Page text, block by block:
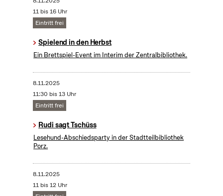
11 bis 16 Uhr
Eintritt frei
Spielend in den Herbst
Ein Brettspiel-Event im Interim der Zentralbibliothek.
8.11.2025
11:30 bis 13 Uhr
Eintritt frei
Rudi sagt Tschüss
Lesehund-Abschiedsparty in der Stadtteilbibliothek
Porz.
8.11.2025
11 bis 12 Uhr